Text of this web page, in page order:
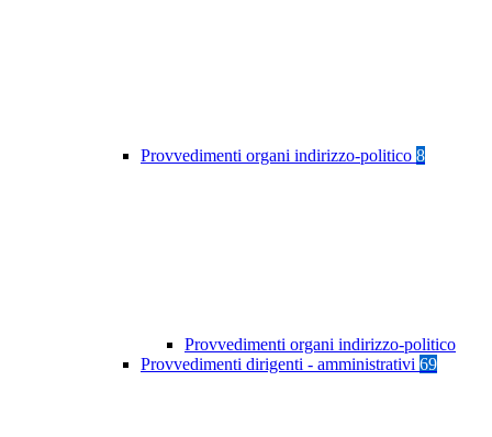
Provvedimenti organi indirizzo-politico 8
Provvedimenti organi indirizzo-politico
Provvedimenti dirigenti - amministrativi 69